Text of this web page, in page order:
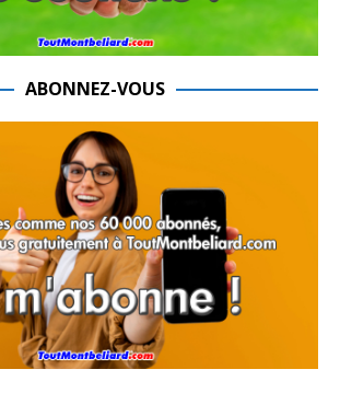
ABONNEZ-VOUS